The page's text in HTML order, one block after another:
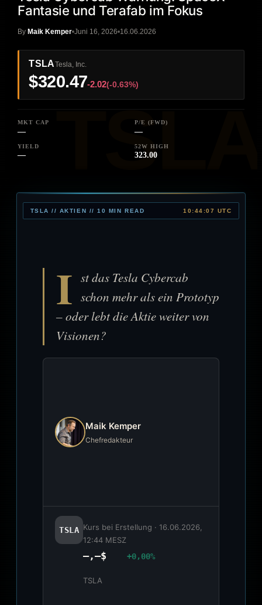
Fantasie und Terafab im Fokus
By Maik Kemper Juni 16, 2026 16.06.2026
TSLATesla, Inc.
$320.47-2.02(-0.63%)
MKT CAP
—
P/E (FWD)
—
YIELD
—
52W HIGH
323.00
TSLA // AKTIEN // 10 MIN READ 10:44:07 UTC
I st das Tesla Cybercab
schon mehr als ein Prototyp
– oder lebt die Aktie weiter von
Visionen?
Maik Kemper
Chefredakteur
TSLA Kurs bei Erstellung · 16.06.2026,
12:44 MESZ
—,–$ +0,00%
TSLA